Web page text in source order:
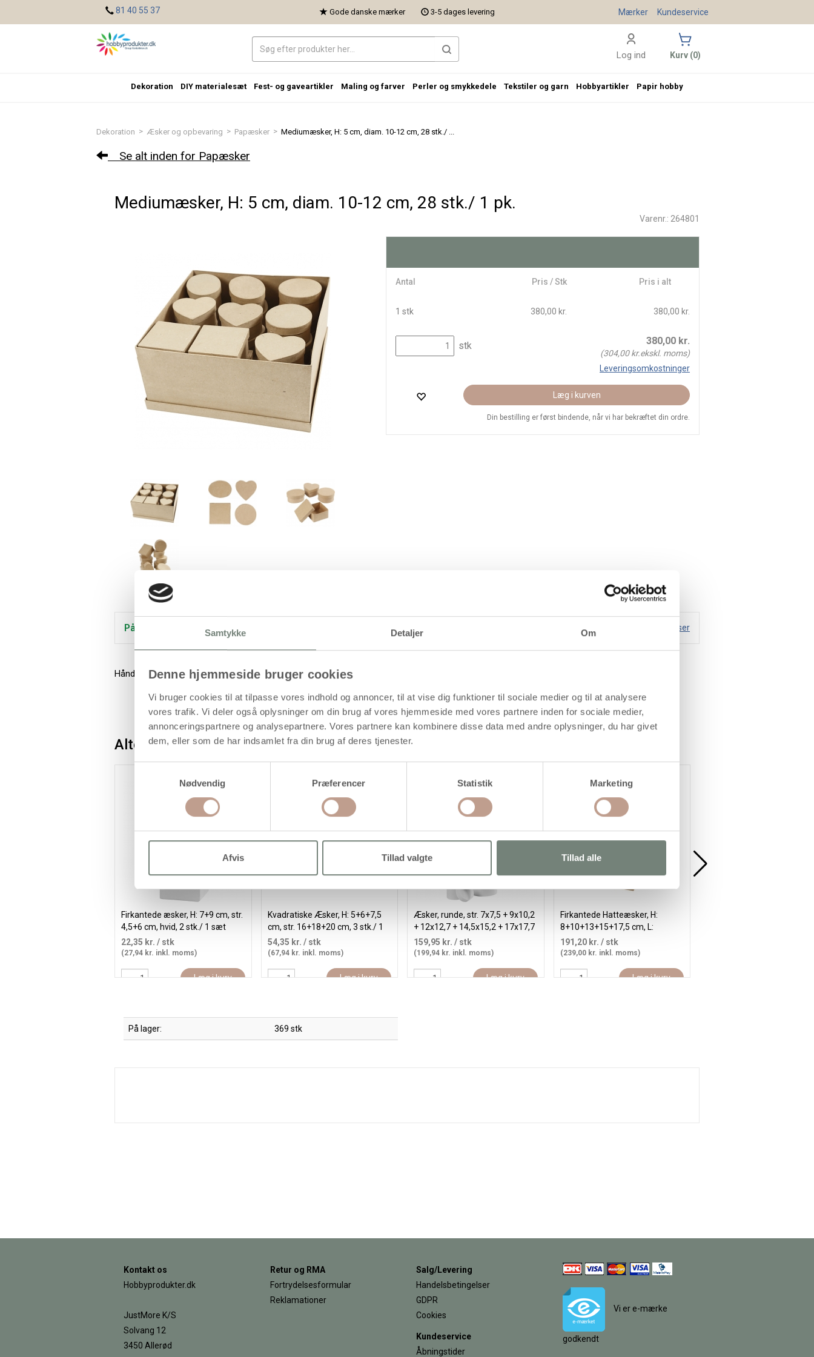
Samtykke Detaljer Om
Denne hjemmeside bruger cookies
Vi bruger cookies til at tilpasse vores indhold og annoncer, til at vise dig funktioner til sociale medier og til at analysere
vores trafik. Vi deler også oplysninger om din brug af vores hjemmeside med vores partnere inden for sociale medier,
annonceringspartnere og analysepartnere. Vores partnere kan kombinere disse data med andre oplysninger, du har givet
dem, eller som de har indsamlet fra din brug af deres tjenester.
Nødvendig
Præferencer Statistik Marketing
Afvis Tillad valgte Tillad alle
Dekoration > Æsker og opbevaring > Papæsker > Mediumæsker, H: 5 cm, diam. 10-12 cm, 28 stk./ ...
Se alt inden for Papæsker
Mediumæsker, H: 5 cm, diam. 10-12 cm, 28 stk./ 1 pk.
Varenr.: 264801
Antal Pris / Stk Pris i alt
1 stk 380,00 kr. 380,00 kr.
stk 380,00kr.
(304,00kr.ekskl. moms)
Leveringsomkostninger
Læg i kurven
Din bestilling er først bindende, når vi har bekræftet din ordre.
På lager Levering: 1-3 hverdage Handelsbetingelser
Håndlavede æsker i papmaché Pk. med 4 forskellige design
Alternativer
Firkantede æsker, H: 7+9 cm, str.
4,5+6 cm, hvid, 2 stk./ 1 sæt
22,35 kr. / stk
(27,94 kr. inkl. moms)
Læg i kurv
Køb mere og spar
Kvadratiske Æsker, H: 5+6+7,5
cm, str. 16+18+20 cm, 3 stk./ 1
sæt
54,35 kr. / stk
(67,94 kr. inkl. moms)
Læg i kurv
Æsker, runde, str. 7x7,5 + 9x10,2
+ 12x12,7 + 14,5x15,2 + 17x17,7
+ 19,5x20,2 + 22x22,7 cm, hvid,
7 stk./ 1 sæt
159,95 kr. / stk
(199,94 kr. inkl. moms)
Læg i kurv
Køb mere og spar
Firkantede Hatteæsker, H:
8+10+13+15+17,5 cm, L:
15,5+20+25+30+35,5 cm, B:
15,5+20+25+30+35,5 cm, 5 stk./
191,20 kr. / stk
(239,00 kr. inkl. moms)
Læg i kurv
På lager: 369 stk
81 40 55 37 Gode danske mærker 3-5 dages levering Kundeservice
Mærker
Log ind Kurv (0)
Dekoration DIY materialesæt Fest- og gaveartikler Maling og farver Perler og smykkedele Tekstiler og garn Hobbyartikler Papir hobby
Kontakt os
Hobbyprodukter.dk
JustMore K/S
Solvang 12
3450 Allerød
Retur og RMA
Fortrydelsesformular
Reklamationer
Salg/Levering
Handelsbetingelser
GDPR
Cookies
Kundeservice
Åbningstider
Vi er e-mærke
godkendt